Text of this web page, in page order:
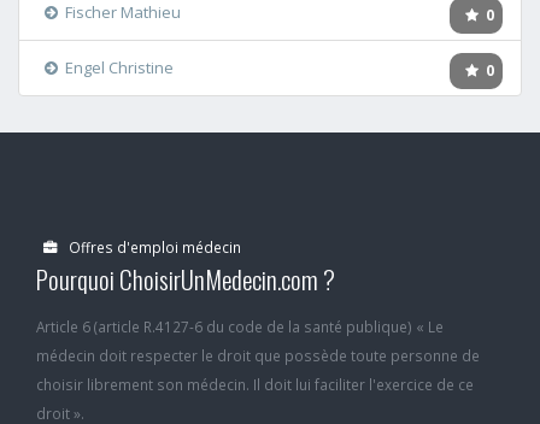
0
Fischer Mathieu
0
Engel Christine
Offres d'emploi médecin
Pourquoi ChoisirUnMedecin.com ?
Article 6 (article R.4127-6 du code de la santé publique) « Le
médecin doit respecter le droit que possède toute personne de
choisir librement son médecin. Il doit lui faciliter l'exercice de ce
droit ».